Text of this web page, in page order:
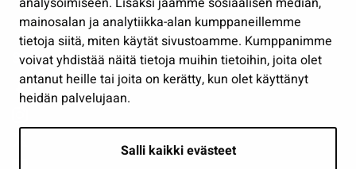
mainosalan ja analytiikka-alan kumppaneillemme
tietoja siitä, miten käytät sivustoamme. Kumppanimme
voivat yhdistää näitä tietoja muihin tietoihin, joita olet
antanut heille tai joita on kerätty, kun olet käyttänyt
heidän palvelujaan.
Salli kaikki evästeet
Näytä omat evästeasetukseni
Seuraa meitä